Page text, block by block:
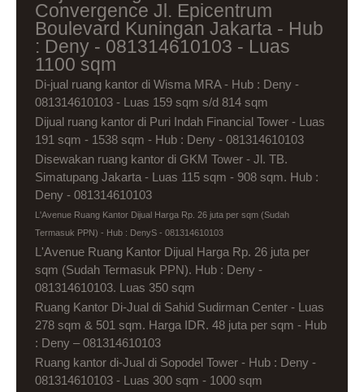
Convergence Jl. Epicentrum
Boulevard Kuningan Jakarta - Hub
: Deny - 081314610103 - Luas
1100 sqm
Di-jual ruang kantor di Wisma MRA - Hub : Deny -
081314610103 - Luas 159 sqm s/d 814 sqm
Dijual ruang kantor di Puri Indah Financial Tower - Luas
191 sqm - 1538 sqm - Hub : Deny - 081314610103
Disewakan ruang kantor di GKM Tower - Jl. TB.
Simatupang Jakarta - Luas 115 sqm - 908 sqm. Hub :
Deny - 081314610103
L'Avenue Ruang Kantor Dijual Harga Rp. 26 juta per sqm (Sudah
Termasuk PPN) - Hub : DenyS - 081314610103
L'Avenue Ruang Kantor Dijual Harga Rp. 26 juta per
sqm (Sudah Termasuk PPN). Hub : Deny -
081314610103. Luas 350 sqm
Ruang Kantor Di-Jual di Sahid Sudirman Center - Luas
278 sqm & 501 sqm. Harga IDR. 48 juta per sqm - Hub
: Deny – 081314610103
Ruang kantor di-Jual di Sopodel Tower - Hub : Deny -
081314610103 - Luas 300 sqm - 1000 sqm